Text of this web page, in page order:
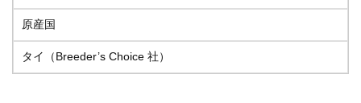
原産国
タイ（Breeder’s Choice 社）